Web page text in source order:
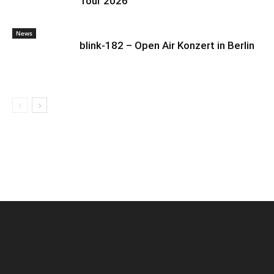
News
blink-182 – Open Air Konzert in Berlin